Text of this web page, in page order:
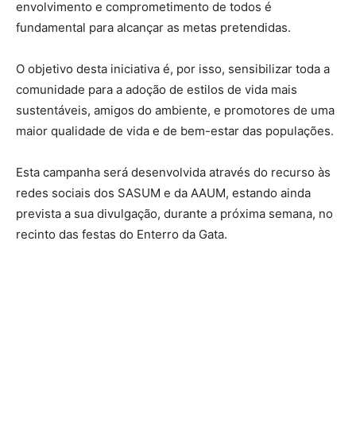
envolvimento e comprometimento de todos é
fundamental para alcançar as metas pretendidas.
O objetivo desta iniciativa é, por isso, sensibilizar toda a
comunidade para a adoção de estilos de vida mais
sustentáveis, amigos do ambiente, e promotores de uma
maior qualidade de vida e de bem-estar das populações.
Esta campanha será desenvolvida através do recurso às
redes sociais dos SASUM e da AAUM, estando ainda
prevista a sua divulgação, durante a próxima semana, no
recinto das festas do Enterro da Gata.